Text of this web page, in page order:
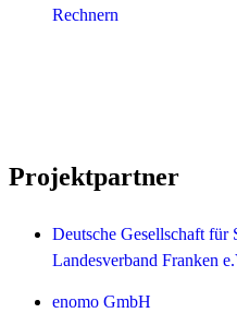
Rechnern
Projektpartner
Deutsche Gesellschaft für
Landesverband Franken
enomo GmbH